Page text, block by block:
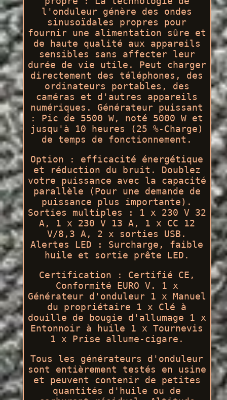
l'onduleur génère des ondes
sinusoïdales propres pour
fournir une alimentation sûre et
de haute qualité aux appareils
sensibles sans affecter leur
durée de vie utile. Peut charger
directement des téléphones, des
ordinateurs portables, des
caméras et d'autres appareils
numériques. Générateur puissant
: Pic de 5500 W, noté 5000 W et
jusqu'à 10 heures (25 %-Charge)
de temps de fonctionnement.
Option : efficacité énergétique
et réduction du bruit. Doublez
votre puissance avec la capacité
parallèle (Pour une demande de
puissance plus importante).
Sorties multiples : 1 x 230 V 32
A, 1 x 230 V 13 A, 1 x CC 12
V/8,3 A, 2 x sorties USB.
Alertes LED : Surcharge, faible
huile et sortie prête LED.
Certification : Certifié CE,
Conformité EURO V. 1 x
Générateur d'onduleur 1 x Manuel
du propriétaire 1 x Clé à
douille de bougie d'allumage 1 x
Entonnoir à huile 1 x Tournevis
1 x Prise allume-cigare.
Tous les générateurs d'onduleur
sont entièrement testés en usine
et peuvent contenir de petites
quantités d'huile ou de